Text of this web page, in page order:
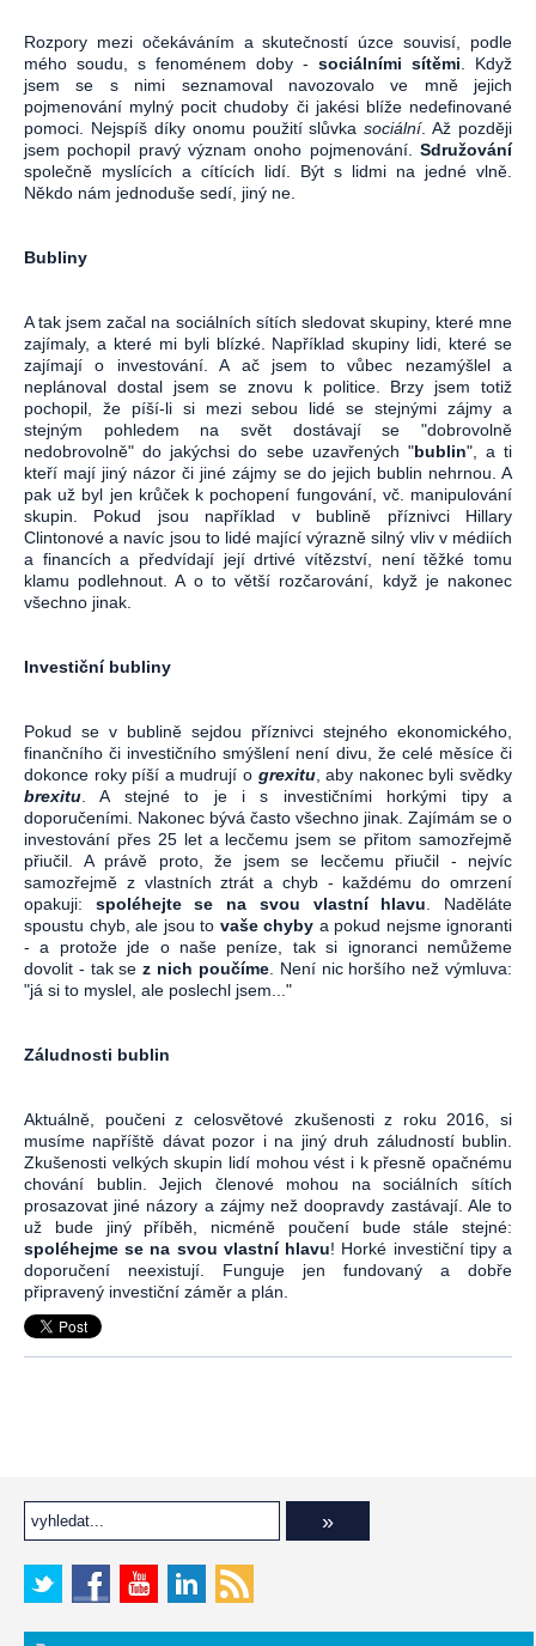
Rozpory mezi očekáváním a skutečností úzce souvisí, podle
mého soudu, s fenoménem doby - sociálními sítěmi . Když
jsem se s nimi seznamoval navozovalo ve mně jejich
pojmenování mylný pocit chudoby či jakési blíže nedefinované
pomoci. Nejspíš díky onomu použití slůvkasociální. Až později
jsem pochopil pravý význam onoho pojmenování. Sdružování
společně myslících a cítících lidí. Být s lidmi na jedné vlně.
Někdo nám jednoduše sedí, jiný ne.
Bubliny
A tak jsem začal na sociálních sítích sledovat skupiny, které mne
zajímaly, a které mi byli blízké. Například skupiny lidi, které se
zajímají o investování. A ač jsem to vůbec nezamýšlel a
neplánoval dostal jsem se znovu k politice. Brzy jsem totiž
pochopil, že píší-li si mezi sebou lidé se stejnými zájmy a
stejným pohledem na svět dostávají se "dobrovolně
nedobrovolně" do jakýchsi do sebe uzavřených "bublin", a ti
kteří mají jiný názor či jiné zájmy se do jejich bublin nehrnou. A
pak už byl jen krůček k pochopení fungování, vč. manipulování
skupin. Pokud jsou například v bublině příznivci Hillary
Clintonové a navíc jsou to lidé mající výrazně silný vliv v médiích
a financích a předvídají její drtivé vítězství, není těžké tomu
klamu podlehnout. A o to větší rozčarování, když je nakonec
všechno jinak.
Investiční bubliny
Pokud se v bublině sejdou příznivci stejného ekonomického,
finančního či investičního smýšlení není divu, že celé měsíce či
dokonce roky píší a mudrují o grexitu, aby nakonec byli svědky
brexitu . A stejné to je i s investičními horkými tipy a
doporučeními. Nakonec bývá často všechno jinak. Zajímám se o
investování přes 25 let a lecčemu jsem se přitom samozřejmě
přiučil. A právě proto, že jsem se lecčemu přiučil - nejvíc
samozřejmě z vlastních ztrát a chyb - každému do omrzení
opakuji: spoléhejte se na svou vlastní hlavu . Naděláte
spoustu chyb, ale jsou to vaše chyby a pokud nejsme ignoranti
- a protože jde o naše peníze, tak si ignoranci nemůžeme
dovolit - tak sez nich poučíme. Není nic horšího než výmluva:
"já si to myslel, ale poslechl jsem..."
Záludnosti bublin
Aktuálně, poučeni z celosvětové zkušenosti z roku 2016, si
musíme napříště dávat pozor i na jiný druh záludností bublin.
Zkušenosti velkých skupin lidí mohou vést i k přesně opačnému
chování bublin. Jejich členové mohou na sociálních sítích
prosazovat jiné názory a zájmy než doopravdy zastávají. Ale to
už bude jiný příběh, nicméně poučení bude stále stejné:
spoléhejme se na svou vlastní hlavu! Horké investiční tipy a
doporučení neexistují. Funguje jen fundovaný a dobře
připravený investiční záměr a plán.